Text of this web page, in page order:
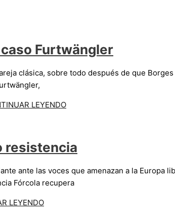
Furtwängler
clásica, sobre todo después de que
LEYENDO
resistencia
ante las voces que amenazan a la Europa
Fórcola recupera
LEYENDO